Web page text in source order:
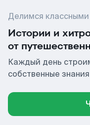
Делимся
Истории и
от
Каждый день
собственные